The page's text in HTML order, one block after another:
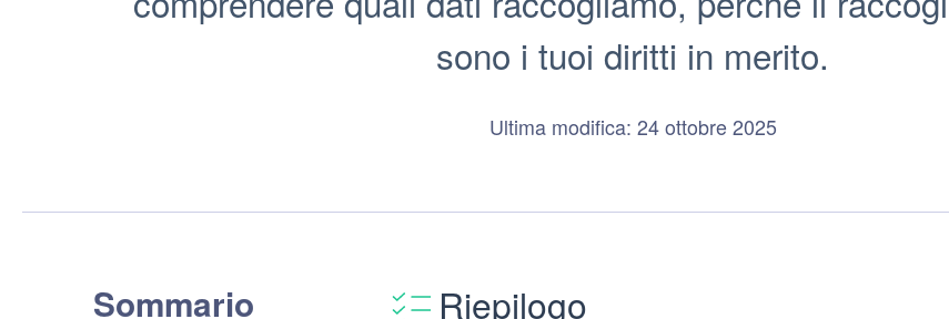
sono i tuoi diritti in merito.
Ultima modifica: 24 ottobre 2025
Sommario Riepilogo